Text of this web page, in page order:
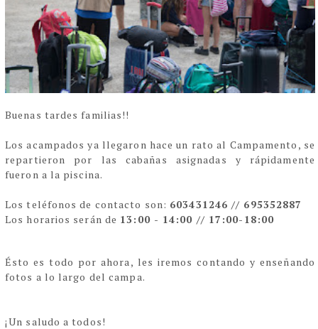
Buenas tardes familias!!
Los acampados ya llegaron hace un rato al Campamento, se
repartieron por las cabañas asignadas y rápidamente
fueron a la piscina.
Los teléfonos de contacto son: 603431246 // 695352887
Los horarios serán de 13:00 - 14:00 // 17:00-18:00
Ésto es todo por ahora, les iremos contando y enseñando
fotos a lo largo del campa.
¡Un saludo a todos!